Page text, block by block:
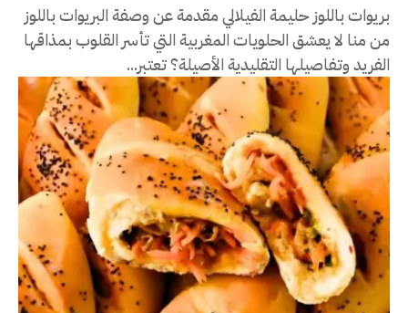
بريوات باللوز حليمة الفيلالي مقدمة عن وصفة البريوات باللوز
من منا لا يعشق الحلويات المغربية التي تأسر القلوب بمذاقها
الفريد وتفاصيلها التقليدية الأصيلة؟ تعتبر...